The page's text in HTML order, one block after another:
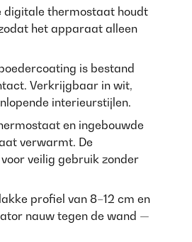
digitale thermostaat houdt
het apparaat alleen
is bestand
Verkrijgbaar in wit,
interieurstijlen.
en ingebouwde
verwarmt. De
veilig gebruik zonder
profiel van 8–12 cm en
nauw tegen de wand —